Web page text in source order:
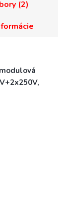
(2)